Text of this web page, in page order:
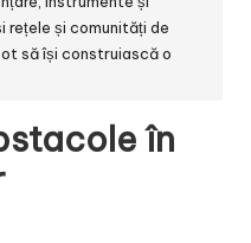
rețele și comunități de
să își construiască o
în